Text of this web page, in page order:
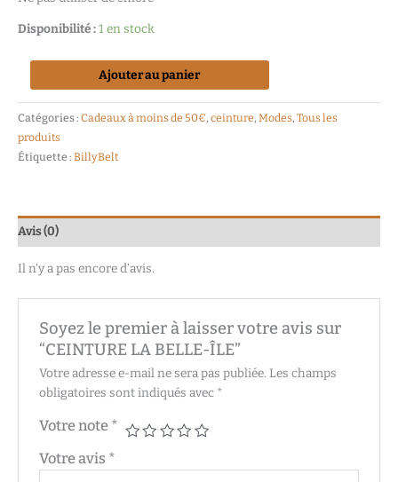
Disponibilité :1 en stock
Ajouter au panier
Catégories : Cadeaux à moins de 50€,ceinture,Modes,Tous les
produits
Étiquette : BillyBelt
Avis (0)
Il n’y a pas encore d’avis.
Soyez le premier à laisser votre avis sur
“CEINTURE LA BELLE-ÎLE”
Votre adresse e-mail ne sera pas publiée. Les champs
obligatoires sont indiqués avec *
Votre note *
Votre avis *